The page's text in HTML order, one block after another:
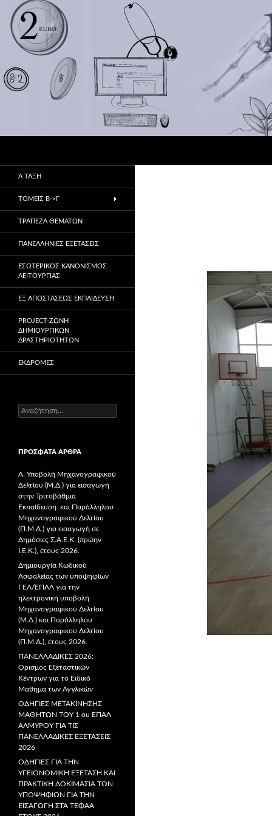
Α ΤΑΞΗ
ΤΟΜΕΙΣ Β->Γ
ΤΡΑΠΕΖΑ ΘΕΜΑΤΩΝ
ΠΑΝΕΛΛΗΝΙΕΣ ΕΞΕΤΑΣΕΙΣ
ΕΣΩΤΕΡΙΚΌΣ ΚΑΝΟΝΙΣΜΌΣ
ΛΕΙΤΟΥΡΓΊΑΣ
ΕΞ ΑΠΟΣΤΆΣΕΩΣ ΕΚΠΑΊΔΕΥΣΗ
PROJECT-ΖΏΝΗ
ΔΗΜΙΟΥΡΓΙΚΏΝ
ΔΡΑΣΤΗΡΙΟΤΉΤΩΝ
ΕΚΔΡΟΜΈΣ
Α
ν
ή
η
σ
η
γ
ι
α
:
ΠΡΌΣΦΑΤΑ ΆΡΘΡΑ
Α. Υποβολή Μηχανογραφικού
Δελτίου (Μ.Δ.) για εισαγωγή
στην Τριτοβάθμια
Εκπαίδευση και Παράλληλου
Μηχανογραφικού Δελτίου
(Π.Μ.Δ.) για εισαγωγή σε
Δημόσιες Σ.Α.Ε.Κ. (πρώην
Ι.Ε.Κ.), έτους 2026.
Δημιουργία Κωδικού
Ασφαλείας των υποψηφίων
ΓΕΛ/ΕΠΑΛ για την
ηλεκτρονική υποβολή
Μηχανογραφικού Δελτίου
(Μ.Δ.) και Παράλληλου
Μηχανογραφικού Δελτίου
(Π.Μ.Δ.), έτους 2026.
ΠΑΝΕΛΛΑΔΙΚΕΣ 2026:
Ορισμός Εξεταστικών
Κέντρων για το Ειδικό
Μάθημα των Αγγλικών
ΟΔΗΓΙΕΣ ΜΕΤΑΚΙΝΗΣΗΣ
ΜΑΘΗΤΩΝ ΤΟΥ 1 ου ΕΠΑΛ
ΑΛΜΥΡΟΥ ΓΙΑ ΤΙΣ
ΠΑΝΕΛΛΑΔΙΚΕΣ ΕΞΕΤΑΣΕΙΣ
2026
ΟΔΗΓΙΕΣ ΓΙΑ ΤΗΝ
ΥΓΕΙΟΝΟΜΙΚΗ ΕΞΕΤΑΣΗ ΚΑΙ
ΠΡΑΚΤΙΚΗ ΔΟΚΙΜΑΣΙΑ ΤΩΝ
ΥΠΟΨΗΦΙΩΝ ΓΙΑ ΤΗΝ
ΕΙΣΑΓΩΓΗ ΣΤΑ ΤΕΦΑΑ